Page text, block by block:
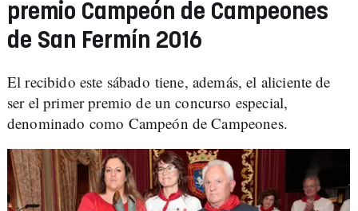
premio Campeón de Campeones
de San Fermín 2016
El recibido este sábado tiene, además, el aliciente de
ser el primer premio de un concurso especial,
denominado como Campeón de Campeones.